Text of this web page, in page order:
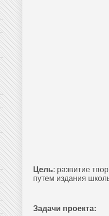
Цель: развитие
путем издания
Задачи проекта: